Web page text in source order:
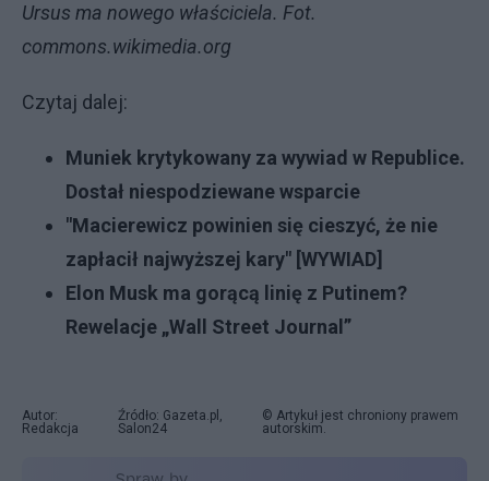
Ursus ma nowego właściciela. Fot.
commons.wikimedia.org
Czytaj dalej:
Muniek krytykowany za wywiad w Republice.
Dostał niespodziewane wsparcie
"Macierewicz powinien się cieszyć, że nie
zapłacił najwyższej kary" [WYWIAD]
Elon Musk ma gorącą linię z Putinem?
Rewelacje „Wall Street Journal”
Autor:
Redakcja
Źródło: Gazeta.pl,
Salon24
© Artykuł jest chroniony prawem
autorskim.